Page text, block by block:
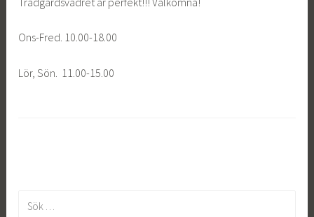
Ons-Fred. 10.00-18.00
Lör, Sön. 11.00-15.00